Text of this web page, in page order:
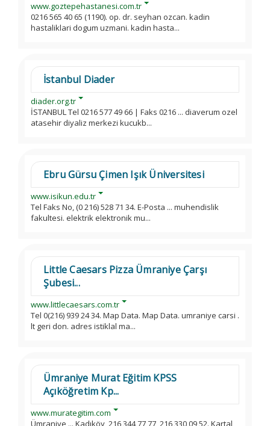
www.goztepehastanesi.com.tr
0216 565 40 65 (1190). op. dr. seyhan ozcan. kadin
hastaliklari dogum uzmani. kadin hasta...
İstanbul Diader
diader.org.tr
İSTANBUL Tel 0216 577 49 66 | Faks 0216 ... diaverum ozel
atasehir diyaliz merkezi kucukb...
Ebru Gürsu Çimen Işık Üniversitesi
www.isikun.edu.tr
Tel Faks No, (0 216) 528 71 34. E-Posta ... muhendislik
fakultesi. elektrik elektronik mu...
Little Caesars Pizza Ümraniye Çarşı
Şubesi...
www.littlecaesars.com.tr
Tel 0(216) 939 24 34. Map Data. Map Data. umraniye carsi .
lt geri don. adres istiklal ma...
Ümraniye Murat Eğitim KPSS
Açıköğretim Kp...
www.murategitim.com
Ümraniye ... Kadıköy, 216 344 77 77, 216 330 09 52. Kartal,